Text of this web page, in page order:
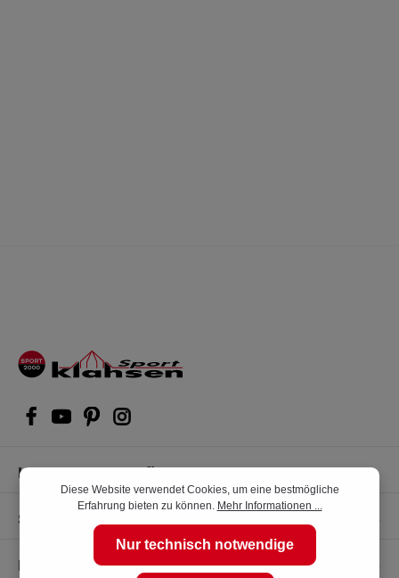
Kompetente Kaufberatung
Shop Service
Informationen
Diese Website verwendet Cookies, um eine bestmögliche
Erfahrung bieten zu können. Mehr Informationen ...
Nur technisch notwendige